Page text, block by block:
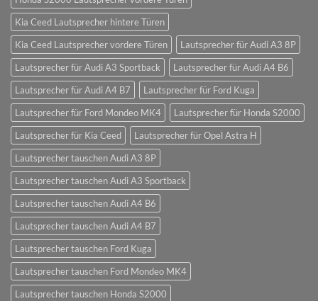
Kia Ceed Lautsprecher hintere Türen
Kia Ceed Lautsprecher vordere Türen
Lautsprecher für Audi A3 8P
Lautsprecher für Audi A3 Sportback
Lautsprecher für Audi A4 B6
Lautsprecher für Audi A4 B7
Lautsprecher für Ford Kuga
Lautsprecher für Ford Mondeo MK4
Lautsprecher für Honda S2000
Lautsprecher für Kia Ceed
Lautsprecher für Opel Astra H
Lautsprecher tauschen Audi A3 8P
Lautsprecher tauschen Audi A3 Sportback
Lautsprecher tauschen Audi A4 B6
Lautsprecher tauschen Audi A4 B7
Lautsprecher tauschen Ford Kuga
Lautsprecher tauschen Ford Mondeo MK4
Lautsprecher tauschen Honda S2000